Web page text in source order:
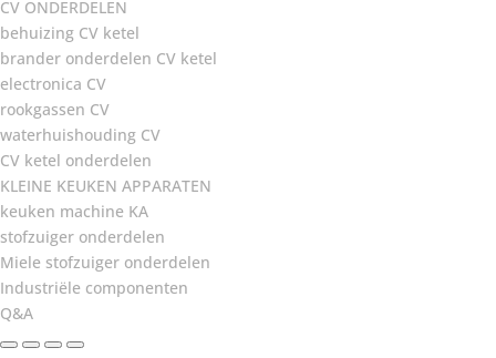
CV ONDERDELEN
behuizing CV ketel
brander onderdelen CV ketel
electronica CV
rookgassen CV
waterhuishouding CV
CV ketel onderdelen
KLEINE KEUKEN APPARATEN
keuken machine KA
stofzuiger onderdelen
Miele stofzuiger onderdelen
Industriële componenten
Q&A